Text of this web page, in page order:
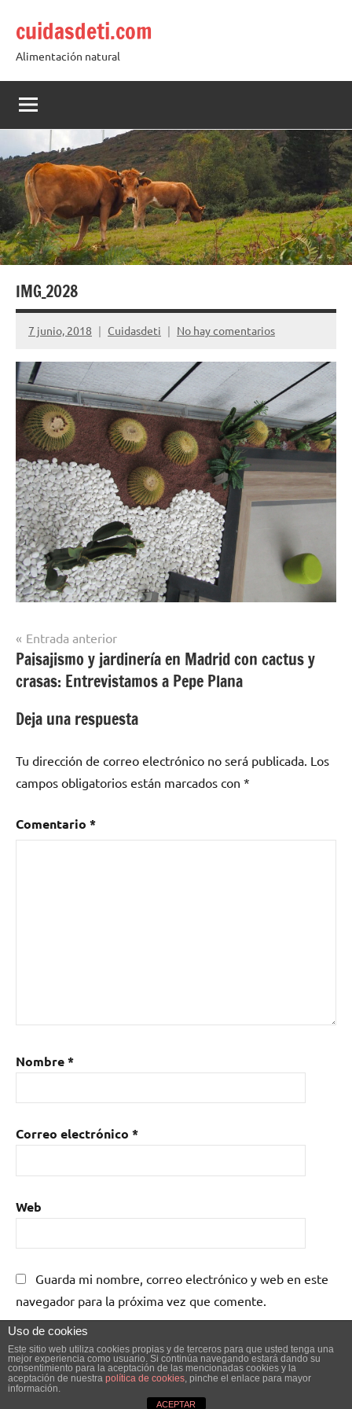
contenido
cuidasdeti.com
Alimentación natural
IMG_2028
7 junio, 2018 Cuidasdeti No hay comentarios
Navegación
de
entradas
Entrada anterior
Paisajismo y jardinería en Madrid con cactus y
crasas: Entrevistamos a Pepe Plana
Deja una respuesta
Tu dirección de correo electrónico no será publicada. Los
campos obligatorios están marcados con *
Comentario *
Nombre*
Correo electrónico *
Web
Guarda mi nombre, correo electrónico y web en este
navegador para la próxima vez que comente.
Tema de WordPress: Dynamico de ThemeZee.
Uso de cookies
Este sitio web utiliza cookies propias y de terceros para que usted tenga una
mejor experiencia como usuario. Si continúa navegando estará dando su
consentimiento para la aceptación de las mencionadas cookies y la
aceptación de nuestra política de cookies, pinche el enlace para mayor
información.
ACEPTAR